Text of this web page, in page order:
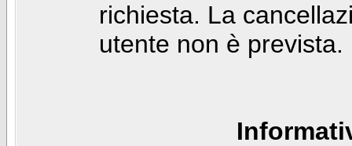
richiesta. La
utente non è prevista.